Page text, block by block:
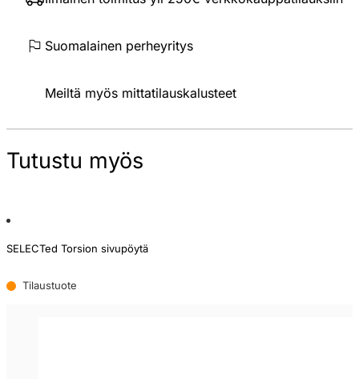
Suomalainen perheyritys
Meiltä myös mittatilauskalusteet
Tutustu myös
SELECTed Torsion sivupöytä
Tilaustuote